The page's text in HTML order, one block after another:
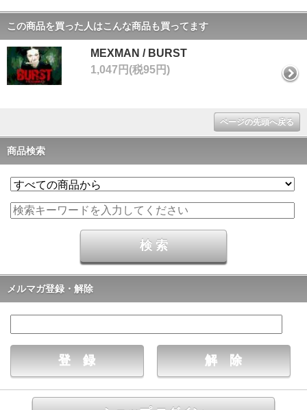
この商品を買った人はこんな商品も買ってます
MEXMAN / BURST
1,047円(税95円)
ページの先頭へ戻る
商品検索
メルマガ登録・解除